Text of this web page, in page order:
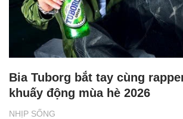
NHỊP SỐNG
Bia Tuborg bắt tay cùng
khuấy động mùa hè 2026